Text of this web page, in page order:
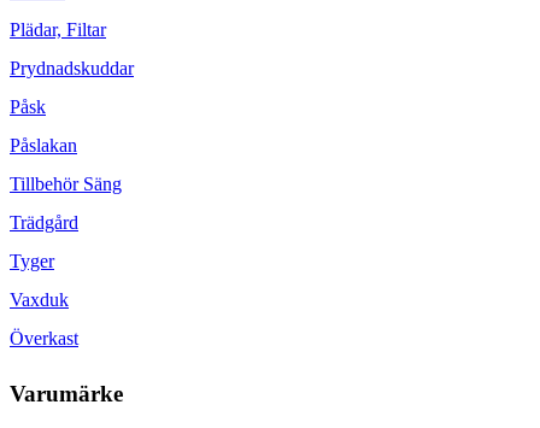
Plädar, Filtar
Prydnadskuddar
Påsk
Påslakan
Tillbehör Säng
Trädgård
Tyger
Vaxduk
Överkast
Varumärke